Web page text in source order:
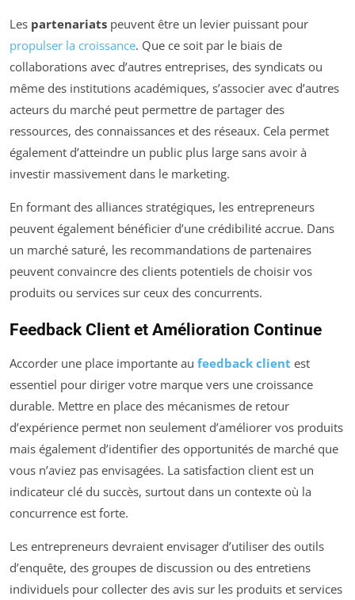
Les partenariats peuvent être un levier puissant pour
propulser la croissance. Que ce soit par le biais de
collaborations avec d’autres entreprises, des syndicats ou
même des institutions académiques, s’associer avec d’autres
acteurs du marché peut permettre de partager des
ressources, des connaissances et des réseaux. Cela permet
également d’atteindre un public plus large sans avoir à
investir massivement dans le marketing.
En formant des alliances stratégiques, les entrepreneurs
peuvent également bénéficier d’une crédibilité accrue. Dans
un marché saturé, les recommandations de partenaires
peuvent convaincre des clients potentiels de choisir vos
produits ou services sur ceux des concurrents.
Feedback Client et Amélioration Continue
Accorder une place importante au feedback client est
essentiel pour diriger votre marque vers une croissance
durable. Mettre en place des mécanismes de retour
d’expérience permet non seulement d’améliorer vos produits
mais également d’identifier des opportunités de marché que
vous n’aviez pas envisagées. La satisfaction client est un
indicateur clé du succès, surtout dans un contexte où la
concurrence est forte.
Les entrepreneurs devraient envisager d’utiliser des outils
d’enquête, des groupes de discussion ou des entretiens
individuels pour collecter des avis sur les produits et services